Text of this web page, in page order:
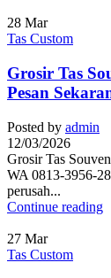
28 Mar
Tas Custom
Grosir Tas
Pesan
Posted by admin
12/03/2026
Grosir Tas
WA 0813-3956-
perusah...
Continue reading
27 Mar
Tas Custom